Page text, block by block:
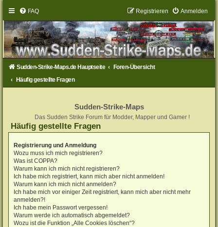
FAQ Anmelden
Registrieren
Sudden-Strike-Maps.de Hauptseite
Foren-Übersicht
Häufig gestellte Fragen
Sudden-Strike-Maps
Das Sudden Strike Forum für Modder, Mapper und Gamer !
Häufig gestellte Fragen
Registrierung und Anmeldung
Wozu muss ich mich registrieren?
Was ist COPPA?
Warum kann ich mich nicht registrieren?
Ich habe mich registriert, kann mich aber nicht anmelden!
Warum kann ich mich nicht anmelden?
Ich habe mich vor einiger Zeit registriert, kann mich aber nicht mehr
anmelden?!
Ich habe mein Passwort vergessen!
Warum werde ich automatisch abgemeldet?
Wozu ist die Funktion „Alle Cookies löschen“?